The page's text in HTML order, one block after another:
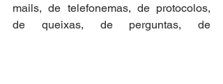
mails, de telefonemas, de protocolos,
de queixas, de perguntas, de